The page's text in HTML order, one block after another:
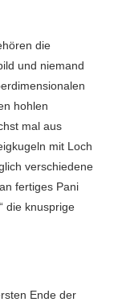
die
und niemand
hohlen
mal aus
mit Loch
verschiedene
fertiges Pani
die knusprige
Ende der